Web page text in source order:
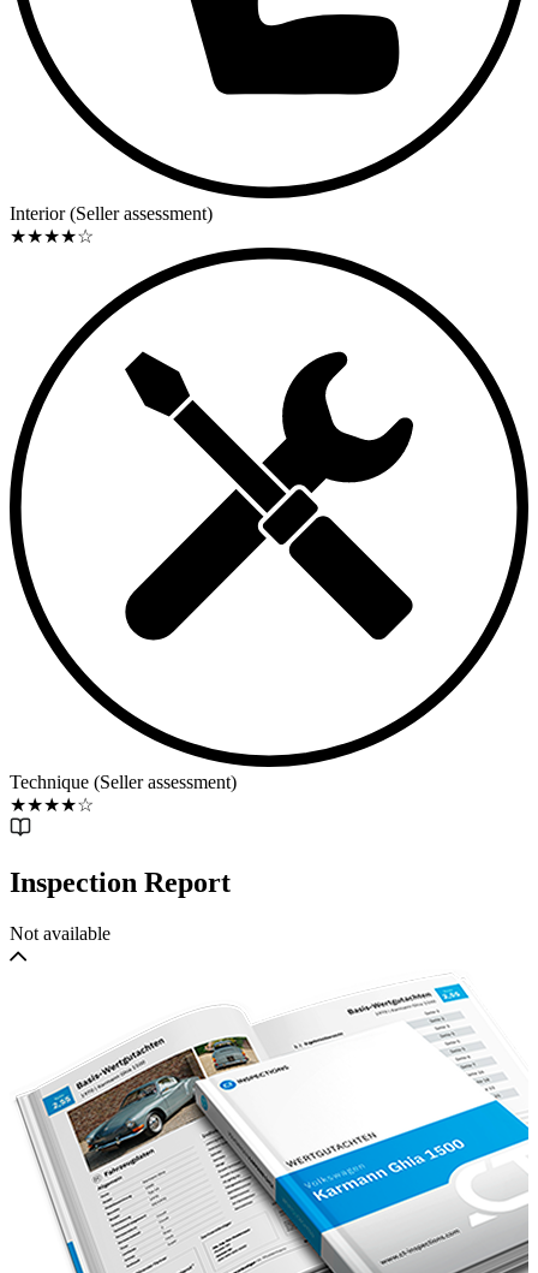
Interior (Seller assessment)
★★★★☆
Technique (Seller assessment)
★★★★☆
Inspection Report
Not available